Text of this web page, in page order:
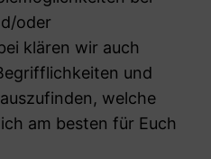
oder
klären wir auch
und
welche
am besten für Euch